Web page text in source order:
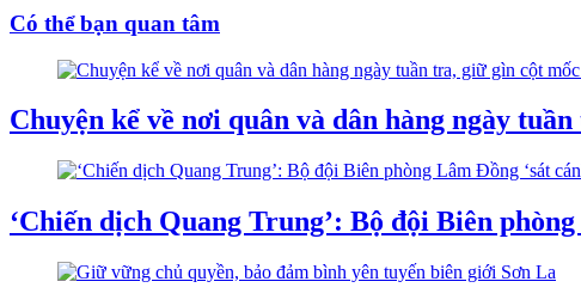
Có thể bạn quan tâm
Chuyện kể về nơi quân và dân hàng ngày
‘Chiến dịch Quang Trung’: Bộ đội Biên